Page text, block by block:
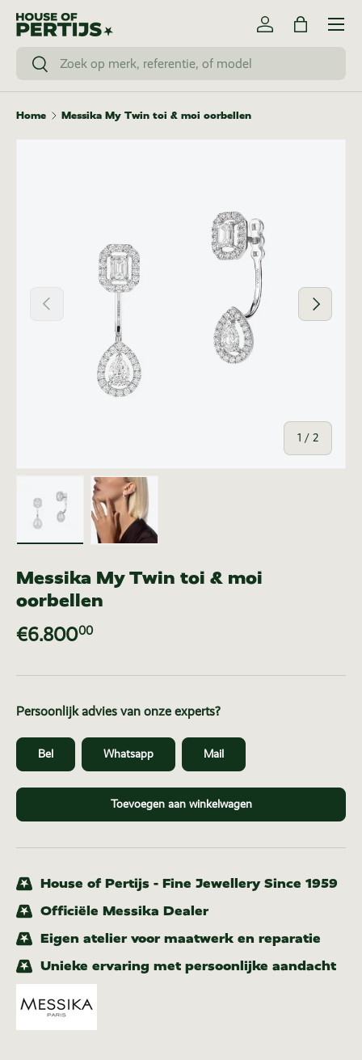
Ga naar inhoud
Zoeken
Zoeken
Inloggen
Tas
Menu
Home Messika My Twin toi & moi oorbellen
Vorige
1 / van
2
Volgende
Messika My Twin toi & moi
oorbellen
€6.80000
Persoonlijk advies van onze experts?
Bel Whatsapp Mail
Toevoegen aan winkelwagen
House of Pertijs - Fine Jewellery Since 1959
Officiële Messika Dealer
Eigen atelier voor maatwerk en reparatie
Unieke ervaring met persoonlijke aandacht